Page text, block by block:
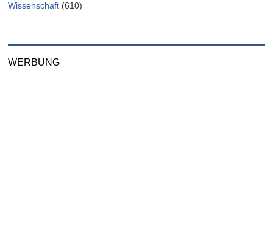
Wissenschaft (610)
WERBUNG